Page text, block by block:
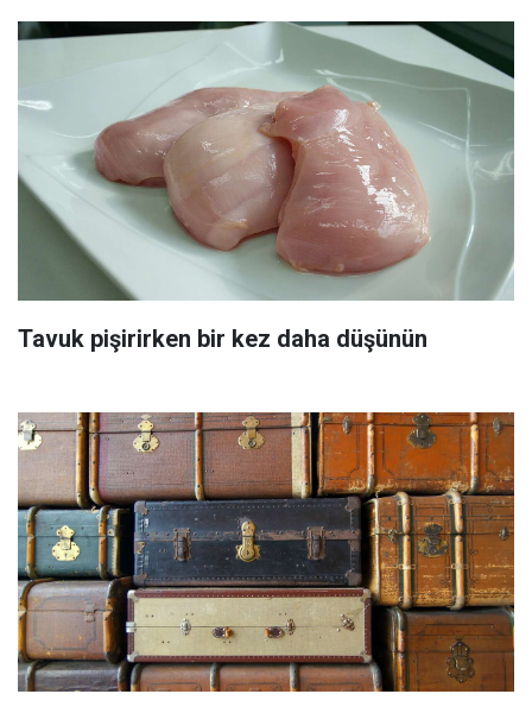
Tavuk pişirirken bir kez daha düşünün